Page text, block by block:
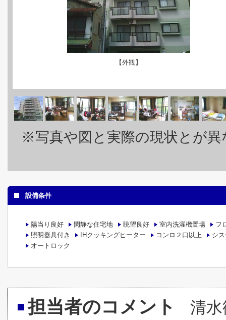
【外観】
※写真や図と実際の現状とが
設備条件
陽当り良好 閑静な住宅地 眺望良好 室内洗濯機置場
フ
照明器具付き
IHクッキングヒーター コンロ２口以上
シ
オートロック
担当者のコメント 清